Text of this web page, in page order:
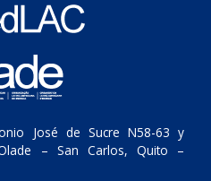
José de Sucre N58-63 y
– San Carlos, Quito –